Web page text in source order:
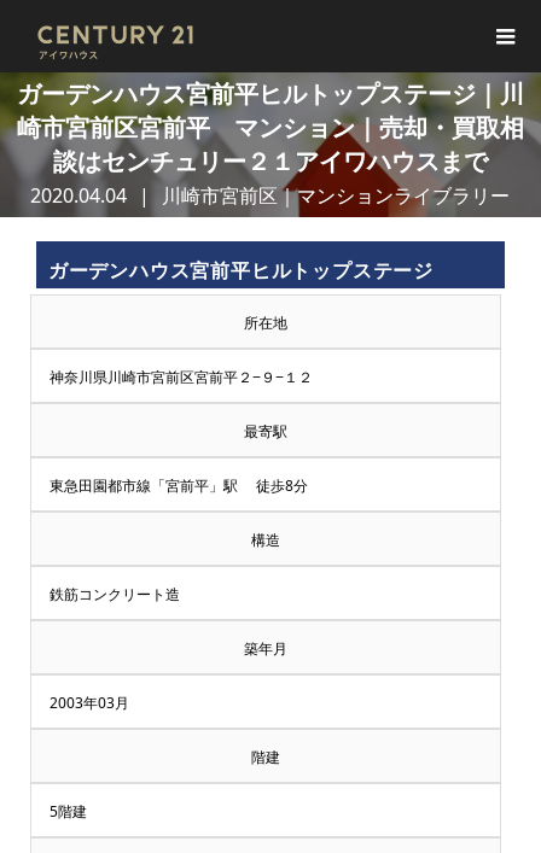
ガーデンハウス宮前平ヒルトップステージ｜川
崎市宮前区宮前平 マンション｜売却・買取相
談はセンチュリー２１アイワハウスまで
2020.04.04 川崎市宮前区｜マンションライブラリー
ガーデンハウス宮前平ヒルトップステージ
所在地
神奈川県川崎市宮前区宮前平２−９−１２
最寄駅
東急田園都市線「宮前平」駅 徒歩8分
構造
鉄筋コンクリート造
築年月
2003年03月
階建
5階建